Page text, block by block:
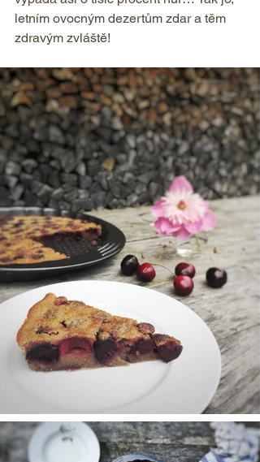
letním ovocným dezertům zdar a těm
zdravým zvláště!